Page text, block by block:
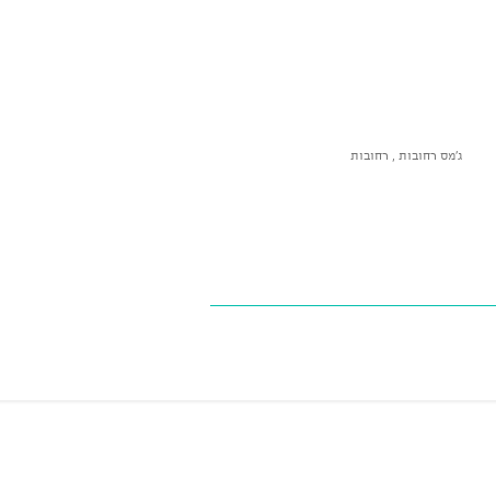
ג'מס רחובות , רחובות